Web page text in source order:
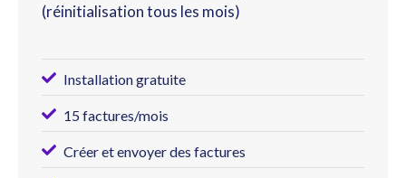
(réinitialisation tous les mois)
Installation gratuite
15 factures/mois
Créer et envoyer des factures